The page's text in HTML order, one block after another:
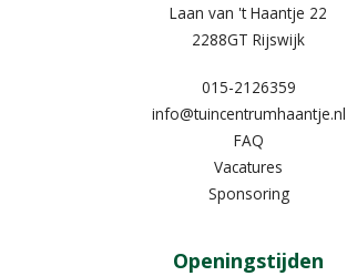
Laan van 't Haantje 22
2288GT Rijswijk
015-2126359
info@tuincentrumhaantje.nl
FAQ
Vacatures
Sponsoring
Openingstijden